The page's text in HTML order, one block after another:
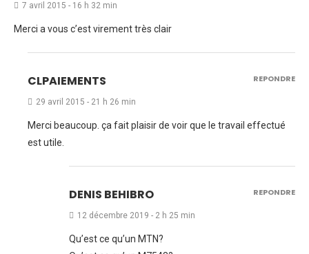
7 avril 2015 - 16 h 32 min
Merci a vous c’est virement très clair
CLPAIEMENTS
29 avril 2015 - 21 h 26 min
Merci beaucoup. ça fait plaisir de voir que le travail effectué
est utile.
REPONDRE
DENIS BEHIBRO
12 décembre 2019 - 2 h 25 min
Qu’est ce qu’un MTN?
REPONDRE